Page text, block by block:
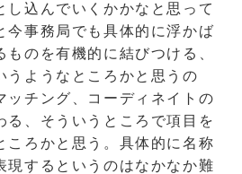
し込んでいくかかなと思って
今事務局でも具体的に浮かば
ものを有機的に結びつける、
うようなところかと思うの
ッチング、コーディネイトの
る、そういうところで項目を
ころかと思う。具体的に名称
現するというのはなかなか難